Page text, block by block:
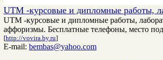
UTM -курсовые и дипломные работы,
UTM -курсовые и дипломные работы,
аффоризмы. Бесплатные телефоны, место
[http://vovira.by.ru]
E-mail: bembas@yahoo.com